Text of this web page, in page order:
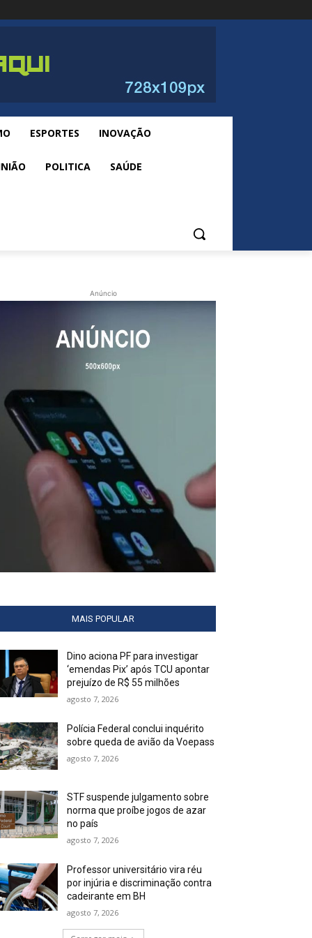
ESPORTES INOVAÇÃO
POLITICA SAÚDE
Anúncio
MAIS POPULAR
Dino aciona PF para investigar
‘emendas Pix’ após TCU apontar
prejuízo de R$ 55 milhões
agosto 7, 2026
Polícia Federal conclui inquérito
sobre queda de avião da Voepass
agosto 7, 2026
STF suspende julgamento sobre
norma que proíbe jogos de azar
no país
agosto 7, 2026
Professor universitário vira réu
por injúria e discriminação contra
cadeirante em BH
agosto 7, 2026